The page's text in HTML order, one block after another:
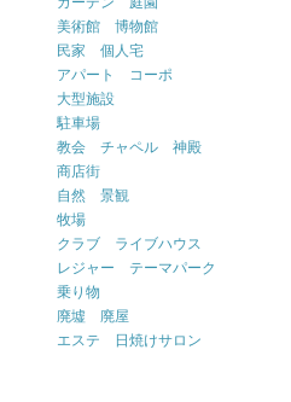
美術館 博物館
民家 個人宅
アパート コーポ
大型施設
駐車場
教会 チャペル 神殿
商店街
自然 景観
牧場
クラブ ライブハウス
レジャー テーマパーク
乗り物
廃墟 廃屋
エステ 日焼けサロン